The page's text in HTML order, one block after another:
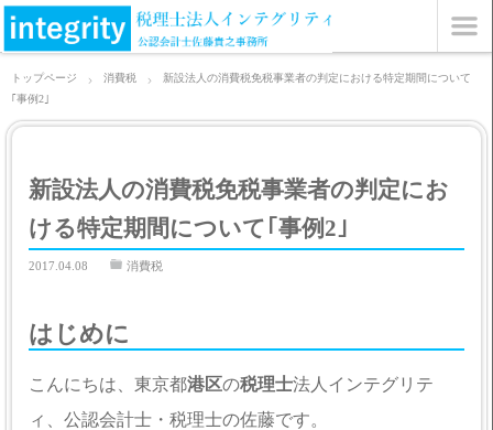
トップページ 消費税
新設法人の消費税免税事業者の判定における特定期間について
｢事例2｣
新設法人の消費税免税事業者の判定にお
ける特定期間について｢事例2｣
2017.04.08 消費税
はじめに
こんにちは、東京都港区の税理士法人インテグリテ
ィ、公認会計士・税理士の佐藤です。